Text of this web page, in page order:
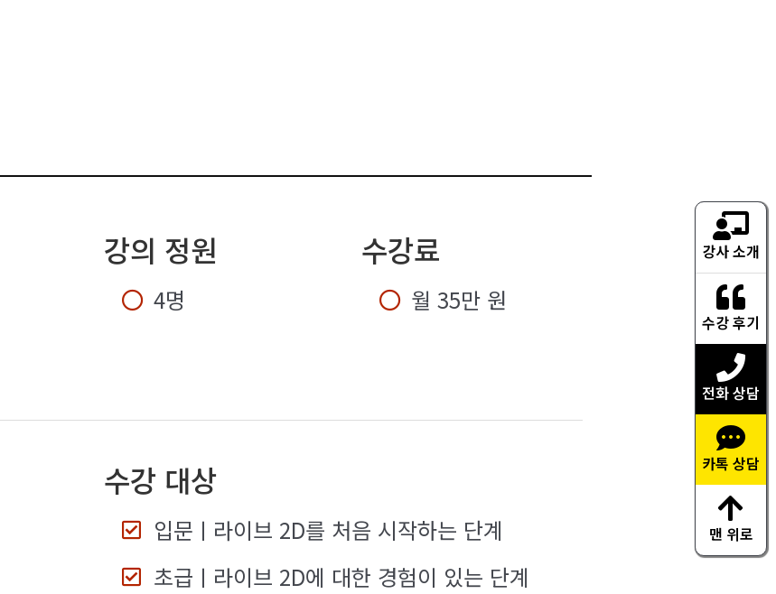
강의 정원
4명
수강료
월 35만 원
수강 대상
입문 ㅣ라이브 2D를 처음 시작하는 단계
초급 ㅣ라이브 2D에 대한 경험이 있는 단계
강사 소개
수강 후기
전화 상담
카톡 상담
맨 위로